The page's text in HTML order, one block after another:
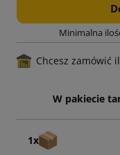
Minimalna
Chcesz zamówić
W pakiecie
1x